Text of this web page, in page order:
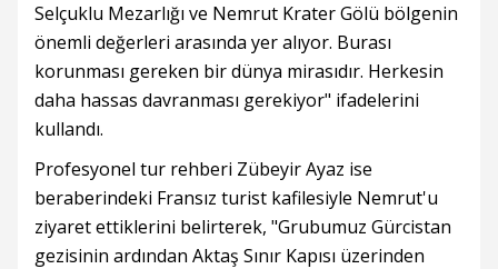
Selçuklu Mezarlığı ve Nemrut Krater Gölü bölgenin
önemli değerleri arasında yer alıyor. Burası
korunması gereken bir dünya mirasıdır. Herkesin
daha hassas davranması gerekiyor" ifadelerini
kullandı.
Profesyonel tur rehberi Zübeyir Ayaz ise
beraberindeki Fransız turist kafilesiyle Nemrut'u
ziyaret ettiklerini belirterek, "Grubumuz Gürcistan
gezisinin ardından Aktaş Sınır Kapısı üzerinden